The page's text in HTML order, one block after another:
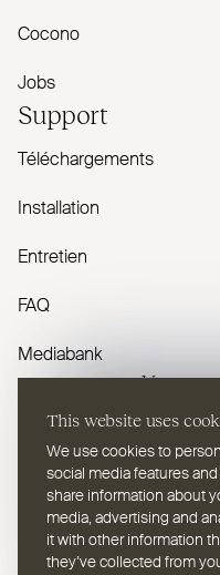
This website uses
We use cookies to
social media features
share information about
media, advertising and
it with other information
they’ve collected from
Cocono
Jobs
Support
Téléchargements
Installation
Entretien
FAQ
Mediabank
Vous